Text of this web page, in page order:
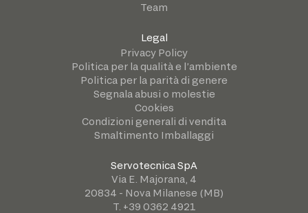
Team
Legal
Privacy Policy
Politica per la qualità e l’ambiente
Politica per la parità di genere
Segnala abusi o molestie
Cookies
Condizioni generali di vendita
Smaltimento Imballaggi
Servotecnica SpA
Via E. Majorana, 4
20834 - Nova Milanese (MB)
T. +39 0362 4921